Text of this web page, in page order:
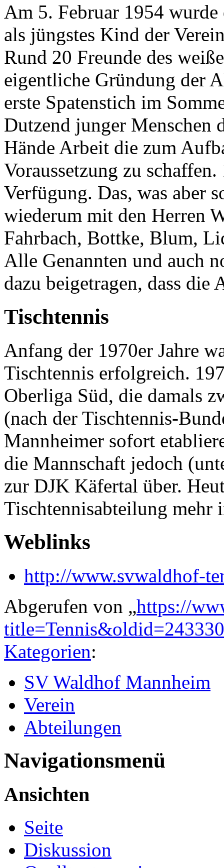
Am 5. Februar 1954
als jüngstes Kind der
Rund 20 Freunde des
eigentliche Gründung der
erste Spatenstich im
Dutzend junger Menschen
Hände Arbeit die zum
Voraussetzung zu
Verfügung. Das, was aber
wiederum mit den Herren
Fahrbach, Bottke, Blum,
Alle Genannten und auch
dazu beigetragen, dass die
Tischtennis
Anfang der 1970er Jahre
Tischtennis erfolgreich.
Oberliga Süd, die damals
(nach der Tischtennis-
Mannheimer sofort
die Mannschaft jedoch
zur DJK Käfertal über.
Tischtennisabteilung mehr
Weblinks
http://www.svwaldhof-
Abgerufen von „https://
title=Tennis&oldid=243330
Kategorien:
SV Waldhof Mannheim
Verein
Abteilungen
Navigationsmenü
Ansichten
Seite
Diskussion